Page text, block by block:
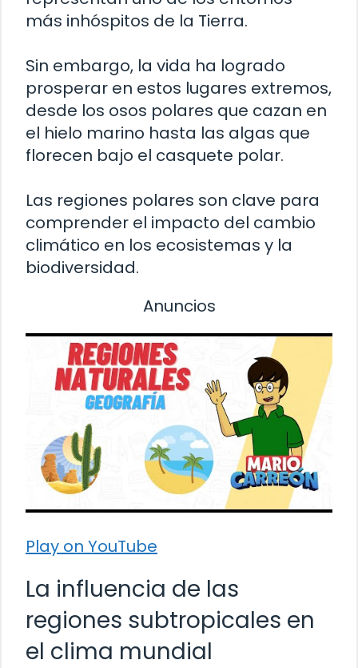
más inhóspitos de la Tierra.
Sin embargo, la vida ha logrado
prosperar en estos lugares extremos,
desde los osos polares que cazan en
el hielo marino hasta las algas que
florecen bajo el casquete polar.
Las regiones polares son clave para
comprender el impacto del cambio
climático en los ecosistemas y la
biodiversidad.
Anuncios
Play on YouTube
La influencia de las
regiones subtropicales en
el clima mundial